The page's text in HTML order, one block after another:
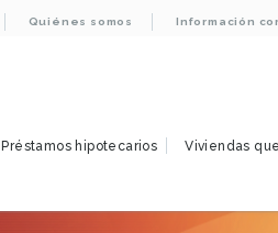
Quiénes somos Información
Préstamos hipotecarios Viviendas